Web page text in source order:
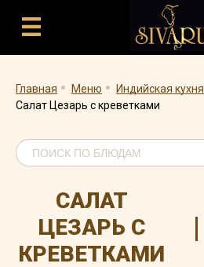
Главная . Меню . Индийская кухня
Салат Цезарь с креветками
САЛАТ
ЦЕЗАРЬ С
КРЕВЕТКАМИ
|